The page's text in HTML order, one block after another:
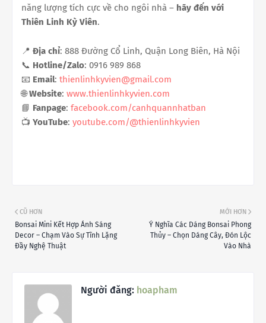
năng lượng tích cực về cho ngôi nhà – hãy đến với
Thiên Linh Kỳ Viên.
📍 Địa chỉ: 888 Đường Cổ Linh, Quận Long Biên, Hà Nội
📞 Hotline/Zalo: 0916 989 868
📧 Email: thienlinhkyvien@gmail.com
🌐Website: www.thienlinhkyvien.com
📘 Fanpage: facebook.com/canhquannhatban
📺 YouTube: youtube.com/@thienlinhkyvien
MỚI HƠN
Ý Nghĩa Các Dáng Bonsai Phong
Thủy – Chọn Dáng Cây, Đón Lộc
Vào Nhà
CŨ HƠN
Bonsai Mini Kết Hợp Ánh Sáng
Decor – Chạm Vào Sự Tĩnh Lặng
Đầy Nghệ Thuật
Người đăng: hoapham